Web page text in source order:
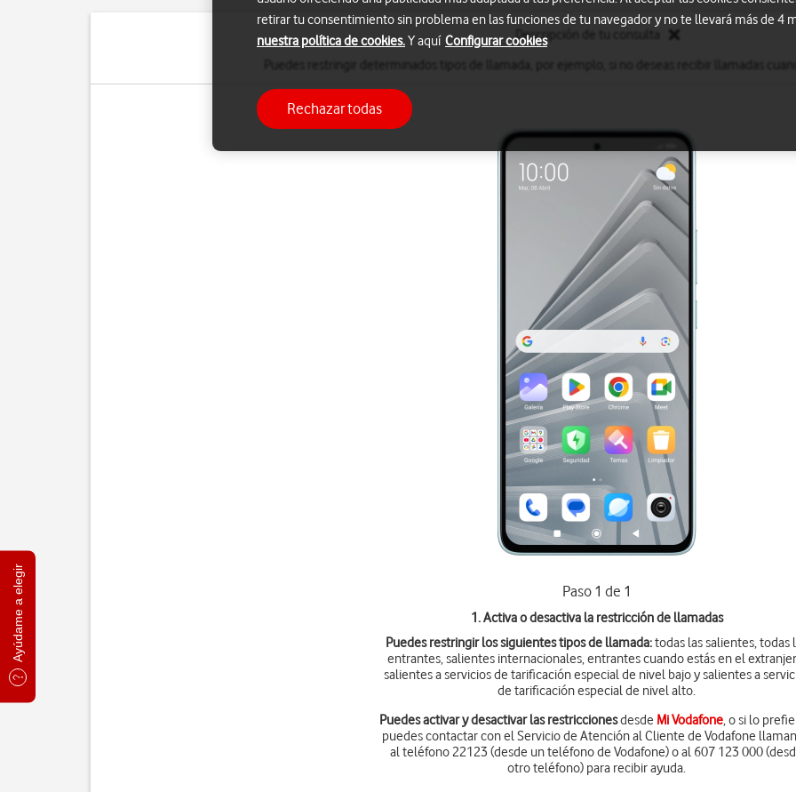
Ayúdame a elegir
Descripción de tu consulta
Paso 1 de 1
1. Activa o desactiva la restricción de llamadas
Puedes restringir los siguientes tipos de llamada:todas las salientes, todas
entrantes, salientes internacionales, entrantes cuando estás en el
salientes a servicios de tarificación especial de nivel bajo y salientes a
de tarificación especial de nivel alto.
Puedes activar y desactivar las restriccionesdesde Mi Vodafone, o si lo
puedes contactar con el Servicio de Atención al Cliente de Vodafone
al teléfono 22123 (desde un teléfono de Vodafone) o al 607 123 000
otro teléfono) para recibir ayuda.
retirar tu consentimiento sin problema en las funciones de tu navegador y no te llevará más de 4
nuestra política de cookies.Y aquí Configurar cookies
Rechazar todas